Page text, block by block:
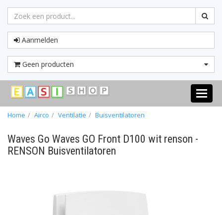
Aanmelden
Geen producten
Toggle
Home Airco Ventilatie Buisventilatoren
Waves Go Waves GO Front D100 wit renson -
RENSON Buisventilatoren